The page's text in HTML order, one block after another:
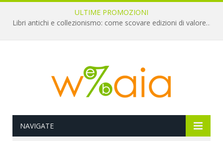
ULTIME PROMOZIONI
Libri antichi e collezionismo: come scovare edizioni di valore a pochi euro
NAVIGATE